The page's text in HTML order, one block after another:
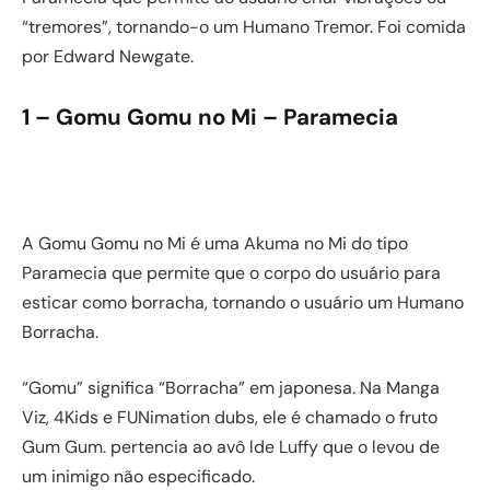
“tremores”, tornando-o um Humano Tremor. Foi comida
por Edward Newgate.
1 – Gomu Gomu no Mi – Paramecia
A Gomu Gomu no Mi é uma Akuma no Mi do tipo
Paramecia que permite que o corpo do usuário para
esticar como borracha, tornando o usuário um Humano
Borracha.
“Gomu” significa “Borracha” em japonesa. Na Manga
Viz, 4Kids e FUNimation dubs, ele é chamado o fruto
Gum Gum. pertencia ao avô lde Luffy que o levou de
um inimigo não especificado.